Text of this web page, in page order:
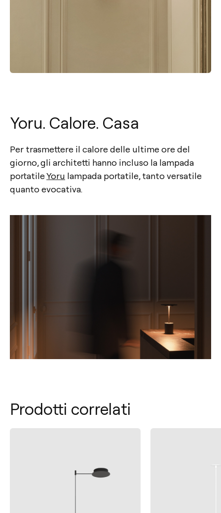
Yoru. Calore. Casa
Per trasmettere il calore delle ultime ore del
giorno, gli architetti hanno incluso la lampada
portatileYoru lampada portatile, tanto versatile
quanto evocativa.
Prodotti correlati